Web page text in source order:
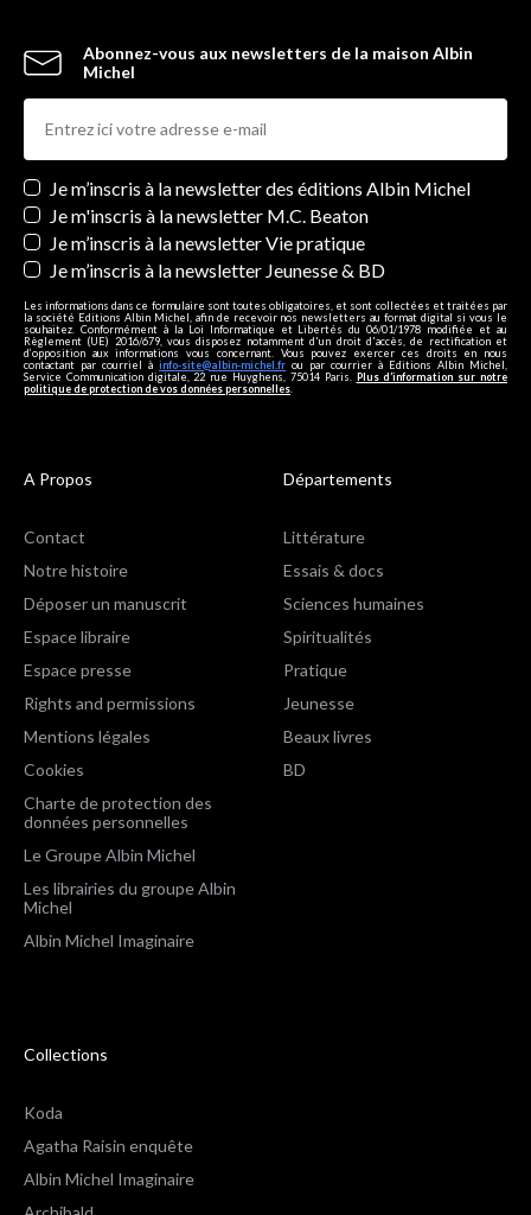
Abonnez-vous aux newsletters de la maison Albin
Michel
Newsletters
Je m’inscris à la newsletter des éditions Albin Michel
Je m'inscris à la newsletter M.C. Beaton
Je m’inscris à la newsletter Vie pratique
Je m’inscris à la newsletter Jeunesse & BD
Les informations dans ce formulaire sont toutes obligatoires, et sont collectées et traitées par
la société Editions Albin Michel, afin de recevoir nos newsletters au format digital si vous le
souhaitez. Conformément à la Loi Informatique et Libertés du 06/01/1978 modifiée et au
Règlement (UE) 2016/679, vous disposez notamment d'un droit d'accès, de rectification et
d’opposition aux informations vous concernant. Vous pouvez exercer ces droits en nous
contactant par courriel à info-site@albin-michel.fr ou par courrier à Editions Albin Michel,
Service Communication digitale, 22 rue Huyghens, 75014 Paris. Plus d’information sur notre
politique de protection de vos données personnelles
A Propos
Contact
Notre histoire
Déposer un manuscrit
Espace libraire
Espace presse
Rights and permissions
Mentions légales
Cookies
Charte de protection des
données personnelles
Le Groupe Albin Michel
Les librairies du groupe Albin
Michel
Albin Michel Imaginaire
Départements
Littérature
Essais & docs
Sciences humaines
Spiritualités
Pratique
Jeunesse
Beaux livres
BD
Collections
Koda
Agatha Raisin enquête
Albin Michel Imaginaire